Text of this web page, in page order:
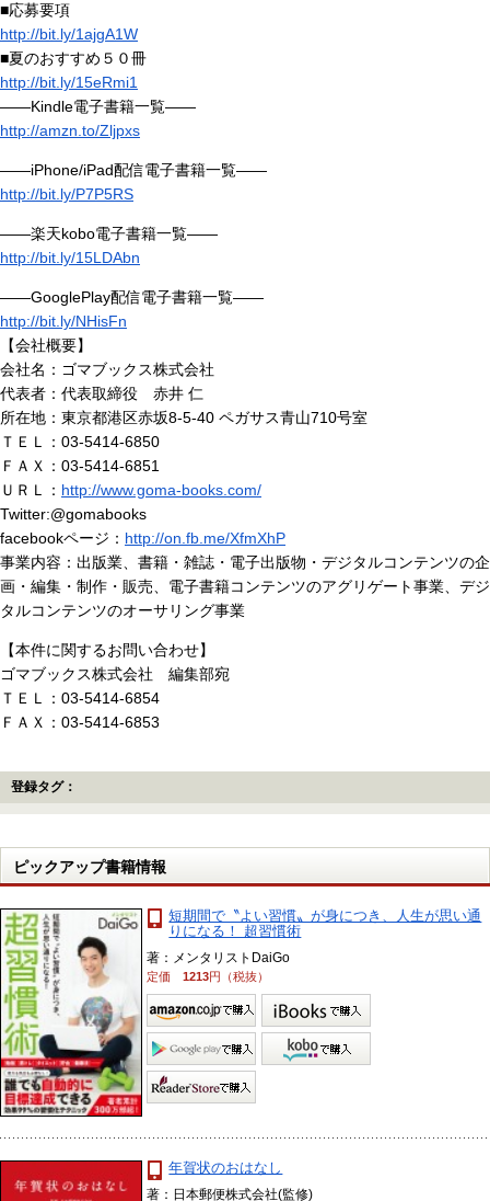
■応募要項
http://bit.ly/1ajgA1W
■夏のおすすめ５０冊
http://bit.ly/15eRmi1
――Kindle電子書籍一覧――
http://amzn.to/Zljpxs
――iPhone/iPad配信電子書籍一覧――
http://bit.ly/P7P5RS
――楽天kobo電子書籍一覧――
http://bit.ly/15LDAbn
――GooglePlay配信電子書籍一覧――
http://bit.ly/NHisFn
【会社概要】
会社名：ゴマブックス株式会社
代表者：代表取締役 赤井 仁
所在地：東京都港区赤坂8-5-40 ペガサス青山710号室
ＴＥＬ：03-5414-6850
ＦＡＸ：03-5414-6851
ＵＲＬ： http://www.goma-books.com/
Twitter:@gomabooks
facebookページ： http://on.fb.me/XfmXhP
事業内容：出版業、書籍・雑誌・電子出版物・デジタルコンテンツの企
画・編集・制作・販売、電子書籍コンテンツのアグリゲート事業、デジ
タルコンテンツのオーサリング事業
【本件に関するお問い合わせ】
ゴマブックス株式会社 編集部宛
ＴＥＬ：03-5414-6854
ＦＡＸ：03-5414-6853
登録タグ：
ピックアップ書籍情報
短期間で〝よい習慣〟が身につき、人生が思い通
りになる！ 超習慣術
著：メンタリストDaiGo
定価1213円（税抜）
年賀状のおはなし
著：日本郵便株式会社(監修)